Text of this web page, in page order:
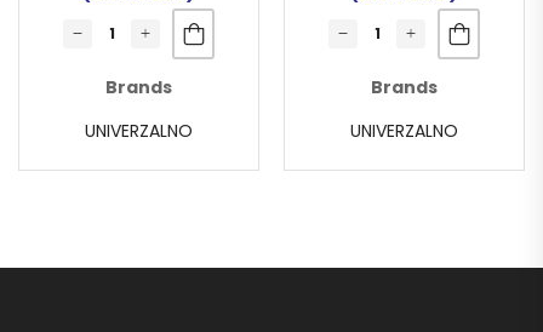
Brands
UNIVERZALNO
Brands
UNIVERZALNO